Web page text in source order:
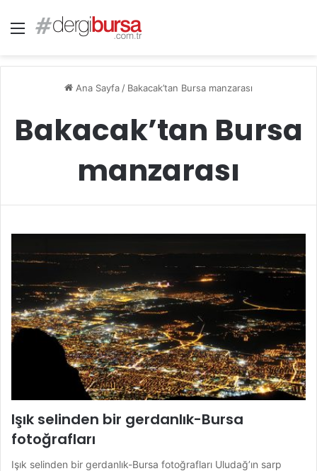
Menü
Ana Sayfa / Bakacak’tan Bursa manzarası
Bakacak’tan Bursa
manzarası
Işık selinden bir gerdanlık-Bursa
fotoğrafları
Işık selinden bir gerdanlık-Bursa fotoğrafları Uludağ’ın sarp